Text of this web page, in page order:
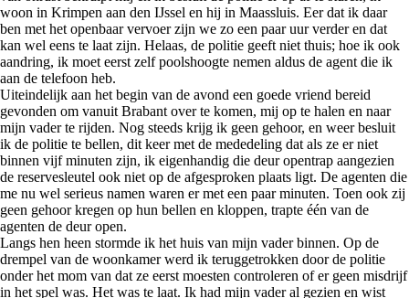
woon in Krimpen aan den IJssel en hij in Maassluis. Eer dat ik daar
ben met het openbaar vervoer zijn we zo een paar uur verder en dat
kan wel eens te laat zijn. Helaas, de politie geeft niet thuis; hoe ik ook
aandring, ik moet eerst zelf poolshoogte nemen aldus de agent die ik
aan de telefoon heb.
Uiteindelijk aan het begin van de avond een goede vriend bereid
gevonden om vanuit Brabant over te komen, mij op te halen en naar
mijn vader te rijden. Nog steeds krijg ik geen gehoor, en weer besluit
ik de politie te bellen, dit keer met de mededeling dat als ze er niet
binnen vijf minuten zijn, ik eigenhandig die deur opentrap aangezien
de reservesleutel ook niet op de afgesproken plaats ligt. De agenten die
me nu wel serieus namen waren er met een paar minuten. Toen ook zij
geen gehoor kregen op hun bellen en kloppen, trapte één van de
agenten de deur open.
Langs hen heen stormde ik het huis van mijn vader binnen. Op de
drempel van de woonkamer werd ik teruggetrokken door de politie
onder het mom van dat ze eerst moesten controleren of er geen misdrijf
in het spel was. Het was te laat. Ik had mijn vader al gezien en wist